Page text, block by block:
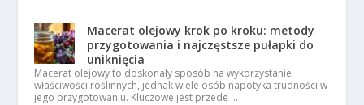
Macerat olejowy krok po kroku: metody
przygotowania i najczęstsze pułapki do
uniknięcia
Macerat olejowy to doskonały sposób na wykorzystanie
właściwości roślinnych, jednak wiele osób napotyka trudności w
jego przygotowaniu. Kluczowe jest przede …